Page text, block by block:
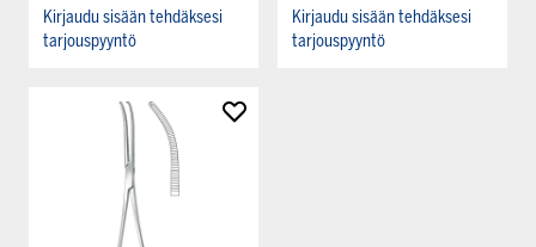
Kirjaudu sisään tehdäksesi
tarjouspyyntö
Kirjaudu sisään tehdäksesi
tarjouspyyntö